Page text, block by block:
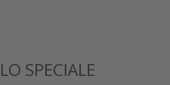
SPECIALE